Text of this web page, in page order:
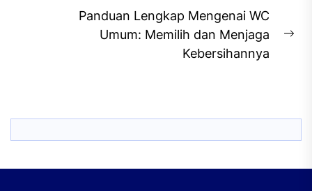
Panduan Lengkap Mengenai WC
Umum: Memilih dan Menjaga
Kebersihannya